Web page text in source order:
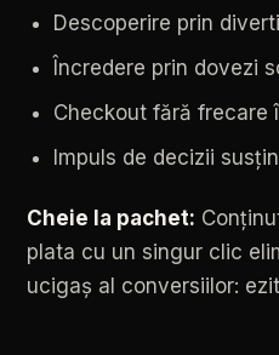
Descoperire prin
Încredere prin dovezi
Checkout fără frecare
Impuls de decizii
Cheie la pachet:
plata cu un singur clic
ucigaș al conversiilor: